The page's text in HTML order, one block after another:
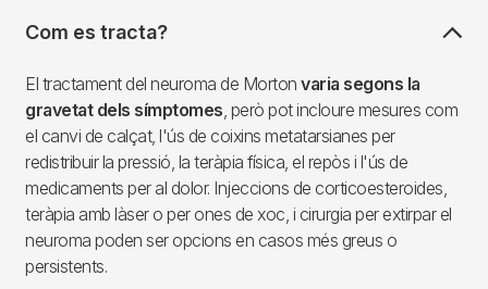
Com es tracta?
El tractament del neuroma de Morton varia segons la
gravetat dels símptomes, però pot incloure mesures com
el canvi de calçat, l'ús de coixins metatarsianes per
redistribuir la pressió, la teràpia física, el repòs i l'ús de
medicaments per al dolor. Injeccions de corticoesteroides,
teràpia amb làser o per ones de xoc, i cirurgia per extirpar el
neuroma poden ser opcions en casos més greus o
persistents.